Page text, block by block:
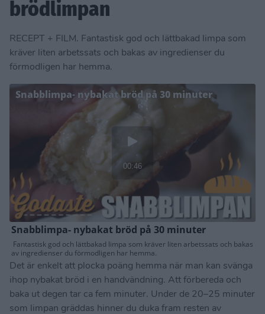
brödlimpan
RECEPT + FILM. Fantastisk god och lättbakad limpa som
kräver liten arbetssats och bakas av ingredienser du
förmodligen har hemma.
Det är enkelt att plocka poäng hemma när man kan svänga
ihop nybakat bröd i en handvändning. Att förbereda och
baka ut degen tar ca fem minuter. Under de 20–25 minuter
som limpan gräddas hinner du duka fram resten av